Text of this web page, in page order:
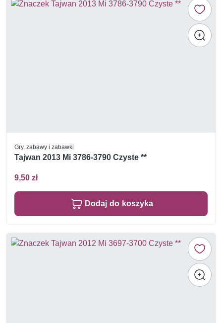
Gry, zabawy i zabawki
Tajwan 2013 Mi 3786-3790 Czyste **
9,50 zł
Dodaj do koszyka